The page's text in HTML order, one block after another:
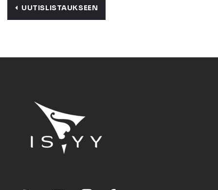
UUTISLISTAUKSEEN